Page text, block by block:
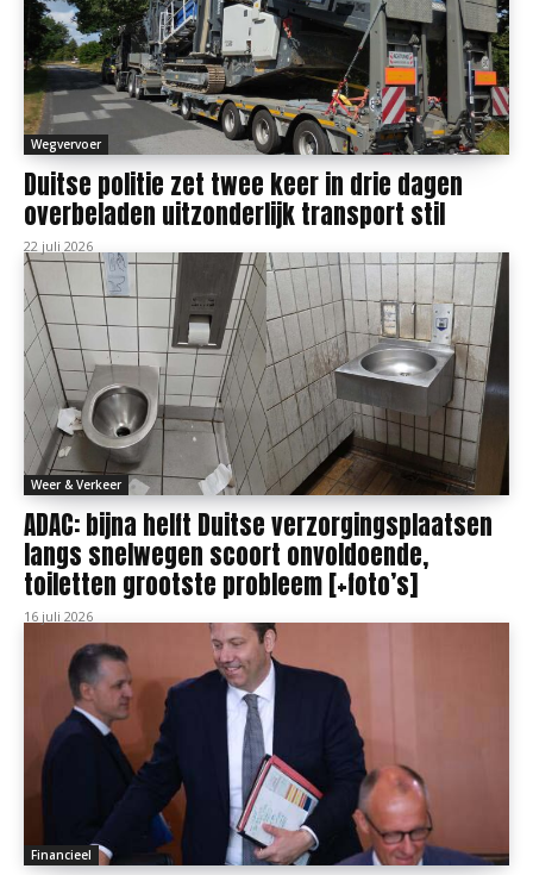
Wegvervoer
Duitse politie zet twee keer in drie dagen
overbeladen uitzonderlijk transport stil
22 juli 2026
Weer & Verkeer
ADAC: bijna helft Duitse verzorgingsplaatsen
langs snelwegen scoort onvoldoende,
toiletten grootste probleem [+foto’s]
16 juli 2026
Financieel